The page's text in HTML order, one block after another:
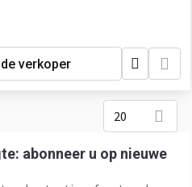
verkoper
20
abonneer u op nieuwe